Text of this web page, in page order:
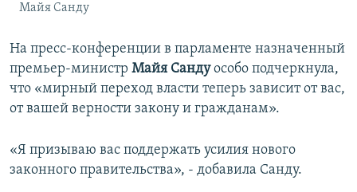
Майя Санду
На пресс-конференции в парламенте назначенный
премьер-министр Майя Сандуособо подчеркнула,
что «мирный переход власти теперь зависит от вас,
от вашей верности закону и гражданам».
«Я призываю вас поддержать усилия нового
законного правительства», - добавила Санду.